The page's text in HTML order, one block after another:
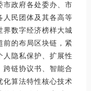
市政府各处委办、市
人民团体及其各高等
界数字经济榜样大城
前的布局区块链，紧
人隐私保护、扩展性
跨链协议书、智能合
化算法特性核心技术